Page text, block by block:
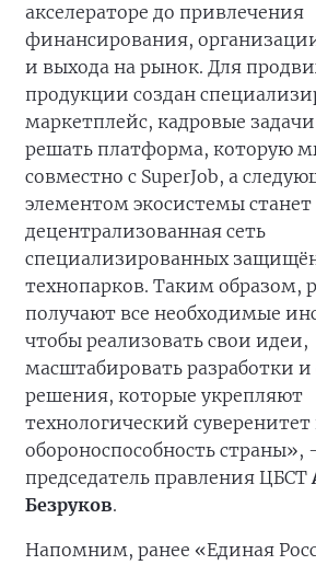
акселераторе до привлечения
финансирования,
и выхода на рынок. Для
продукции создан
маркетплейс, кадровые
решать платформа, которую
совместно с SuperJob, а
элементом экосистемы станет
децентрализованная сеть
специализированных
технопарков. Таким образом,
получают все необходимые
чтобы реализовать свои идеи,
масштабировать разработки и
решения, которые укрепляют
технологический суверенитет
обороноспособность
председатель правления ЦБСТ
Безруков.
Напомним, ранее «Единая